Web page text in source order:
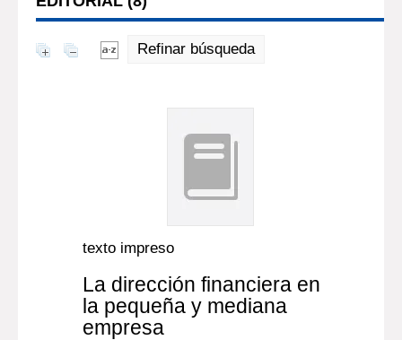
Refinar búsqueda
texto impreso
La dirección financiera en
la pequeña y mediana
empresa